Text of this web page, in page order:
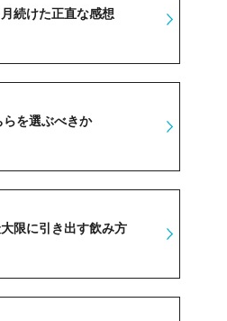
続けた正直な感想
を選ぶべきか
限に引き出す飲み方